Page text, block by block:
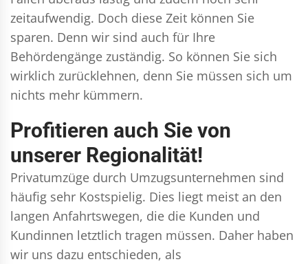
zeitaufwendig. Doch diese Zeit können Sie
sparen. Denn wir sind auch für Ihre
Behördengänge zuständig. So können Sie sich
wirklich zurücklehnen, denn Sie müssen sich um
nichts mehr kümmern.
Profitieren auch Sie von
unserer Regionalität!
Privatumzüge durch Umzugsunternehmen sind
häufig sehr Kostspielig. Dies liegt meist an den
langen Anfahrtswegen, die die Kunden und
Kundinnen letztlich tragen müssen. Daher haben
wir uns dazu entschieden, als